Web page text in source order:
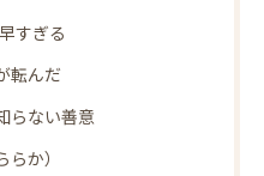
すぎる
転んだ
らない善意
か）